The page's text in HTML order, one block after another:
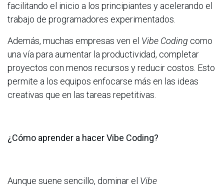
facilitando el inicio a los principiantes y acelerando el
trabajo de programadores experimentados.
Además, muchas empresas ven el Vibe Coding como
una vía para aumentar la productividad, completar
proyectos con menos recursos y reducir costos. Esto
permite a los equipos enfocarse más en las ideas
creativas que en las tareas repetitivas.
¿Cómo aprender a hacer Vibe Coding?
Aunque suene sencillo, dominar el Vibe